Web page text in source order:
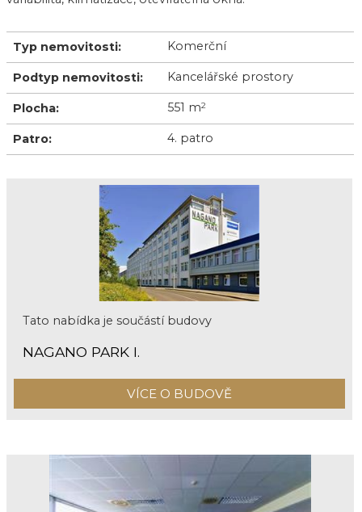
Typ nemovitosti: Komerční
Podtyp nemovitosti: Kancelářské prostory
Plocha: 551 m2
Patro: 4. patro
Tato nabídka je součástí budovy
NAGANO PARK I.
VÍCE O BUDOVĚ